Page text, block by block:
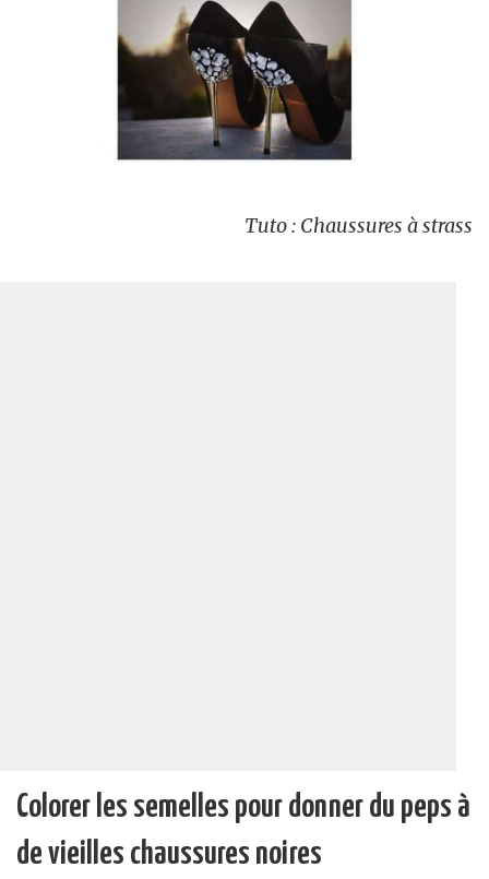
Tuto : Chaussures à strass
Colorer les semelles pour donner du peps à
de vieilles chaussures noires